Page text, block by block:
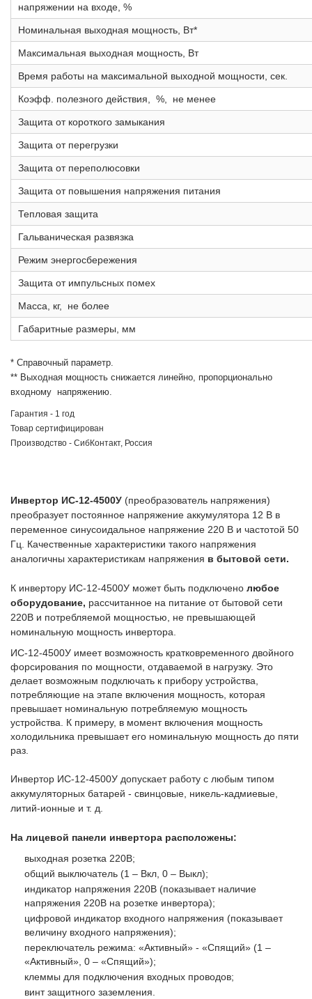
напряжении на входе, %
Номинальная выходная мощность, Вт*
Максимальная выходная мощность, Вт
Время работы на максимальной выходной мощности, сек.
Коэфф. полезного действия, %, не менее
Защита от короткого замыкания
Защита от перегрузки
Защита от переполюсовки
Защита от повышения напряжения питания
Тепловая защита
Гальваническая развязка
Режим энергосбережения
Защита от импульсных помех
Масса, кг, не более
Габаритные размеры, мм
* Справочный параметр.
** Выходная мощность снижается линейно, пропорционально
входному напряжению.
Гарантия - 1 год
Товар сертифицирован
Производство - СибКонтакт, Россия
Инвертор ИС-12-4500У (преобразователь напряжения)
преобразует постоянное напряжение аккумулятора 12 В в
переменное синусоидальное напряжение 220 В и частотой 50
Гц. Качественные характеристики такого напряжения
аналогичны характеристикам напряжения в бытовой сети.
К инвертору ИС-12-4500У может быть подключено любое
оборудование, рассчитанное на питание от бытовой сети
220В и потребляемой мощностью, не превышающей
номинальную мощность инвертора.
ИС-12-4500У имеет возможность кратковременного двойного
форсирования по мощности, отдаваемой в нагрузку. Это
делает возможным подключать к прибору устройства,
потребляющие на этапе включения мощность, которая
превышает номинальную потребляемую мощность
устройства. К примеру, в момент включения мощность
холодильника превышает его номинальную мощность до пяти
раз.
Инвертор ИС-12-4500У допускает работу с любым типом
аккумуляторных батарей - свинцовые, никель-кадмиевые,
литий-ионные и т. д.
На лицевой панели инвертора расположены:
выходная розетка 220В;
общий выключатель (1 – Вкл, 0 – Выкл);
индикатор напряжения 220В (показывает наличие
напряжения 220В на розетке инвертора);
цифровой индикатор входного напряжения (показывает
величину входного напряжения);
переключатель режима: «Активный» - «Спящий» (1 –
«Активный», 0 – «Спящий»);
клеммы для подключения входных проводов;
винт защитного заземления.